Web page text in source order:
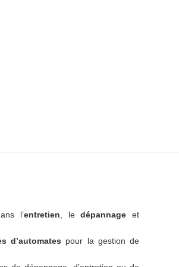
l’entretien, ledépannage et
d’automates pour la gestion de